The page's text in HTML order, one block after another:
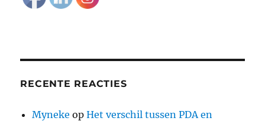
RECENTE REACTIES
Myneke opHet verschil tussen PDA en